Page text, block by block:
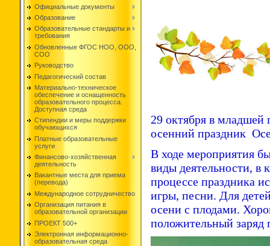
Официальные документы
Образование
Образовательные стандарты и
требования
Обновленные ФГОС НОО, ООО,
СОО
Руководство
Педагогический состав
Материально-техническое
обеспечение и оснащенность
образовательного процесса.
Доступная среда
Стипендии и меры поддержки
обучающихся
Платные образовательные
услуги
Финансово-хозяйственная
деятельность
Вакантные места для приема
(перевода)
Международное сотрудничество
Организация питания в
образовательной организации
ПРОЕКТ 500+
Электронная информационно-
образовательная среда
29 октября в
осенний праздник
В ходе мероприятия
виды деятельности, в
процессе праздника
игры, песни. Для
осени с плодами.
положительный заряд